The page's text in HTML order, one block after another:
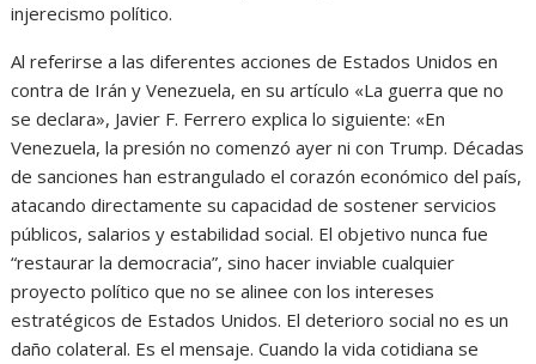
injerecismo político.
Al referirse a las diferentes acciones de Estados Unidos en
contra de Irán y Venezuela, en su artículo «La guerra que no
se declara», Javier F. Ferrero explica lo siguiente: «En
Venezuela, la presión no comenzó ayer ni con Trump. Décadas
de sanciones han estrangulado el corazón económico del país,
atacando directamente su capacidad de sostener servicios
públicos, salarios y estabilidad social. El objetivo nunca fue
“restaurar la democracia”, sino hacer inviable cualquier
proyecto político que no se alinee con los intereses
estratégicos de Estados Unidos. El deterioro social no es un
daño colateral. Es el mensaje. Cuando la vida cotidiana se